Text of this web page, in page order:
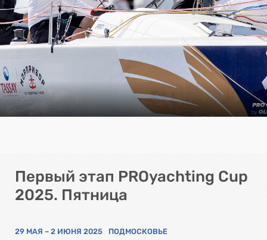
Первый этап PROyachting Cup
2025. Пятница
29 МАЯ – 2 ИЮНЯ 2025 ПОДМОСКОВЬЕ